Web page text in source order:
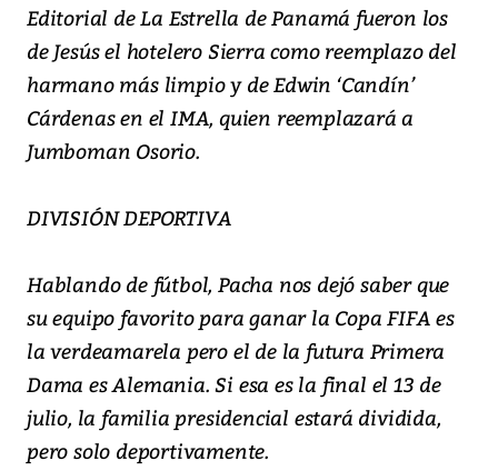
Editorial de La Estrella de Panamá fueron los
de Jesús el hotelero Sierra como reemplazo del
harmano más limpio y de Edwin ‘Candín’
Cárdenas en el IMA, quien reemplazará a
Jumboman Osorio.
DIVISIÓN DEPORTIVA
Hablando de fútbol, Pacha nos dejó saber que
su equipo favorito para ganar la Copa FIFA es
la verdeamarela pero el de la futura Primera
Dama es Alemania. Si esa es la final el 13 de
julio, la familia presidencial estará dividida,
pero solo deportivamente.